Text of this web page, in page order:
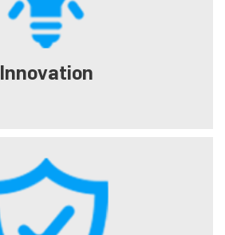
Innovation